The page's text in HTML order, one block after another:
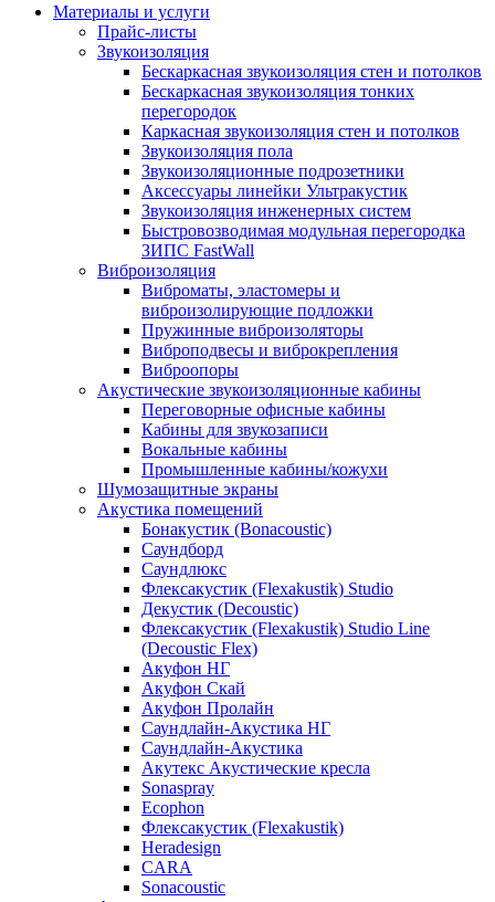
Материалы и услуги
Прайс-листы
Звукоизоляция
Бескаркасная звукоизоляция стен и потолков
Бескаркасная звукоизоляция тонких
перегородок
Каркасная звукоизоляция стен и потолков
Звукоизоляция пола
Звукоизоляционные подрозетники
Аксессуары линейки Ультракустик
Звукоизоляция инженерных систем
Быстровозводимая модульная перегородка
ЗИПС FastWall
Виброизоляция
Виброматы, эластомеры и
виброизолирующие подложки
Пружинные виброизоляторы
Виброподвесы и виброкрепления
Виброопоры
Акустические звукоизоляционные кабины
Переговорные офисные кабины
Кабины для звукозаписи
Вокальные кабины
Промышленные кабины/кожухи
Шумозащитные экраны
Акустика помещений
Бонакустик (Bonacoustic)
Саундборд
Саундлюкс
Флексакустик (Flexakustik) Studio
Декустик (Decoustic)
Флексакустик (Flexakustik) Studio Line
(Decoustic Flex)
Акуфон НГ
Акуфон Скай
Акуфон Пролайн
Саундлайн-Акустика НГ
Саундлайн-Акустика
Акутекс Акустические кресла
Sonaspray
Ecophon
Флексакустик (Flexakustik)
Heradesign
CARA
Sonacoustic